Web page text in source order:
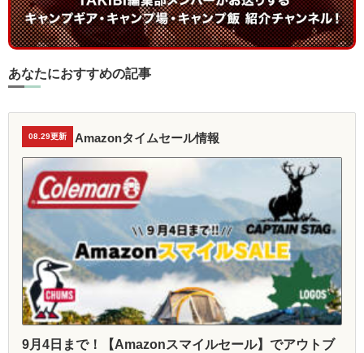
あなたにおすすめの記事
08.29更新 Amazonタイムセール情報
9月4日まで！【Amazonスマイルセール】でアウトブ